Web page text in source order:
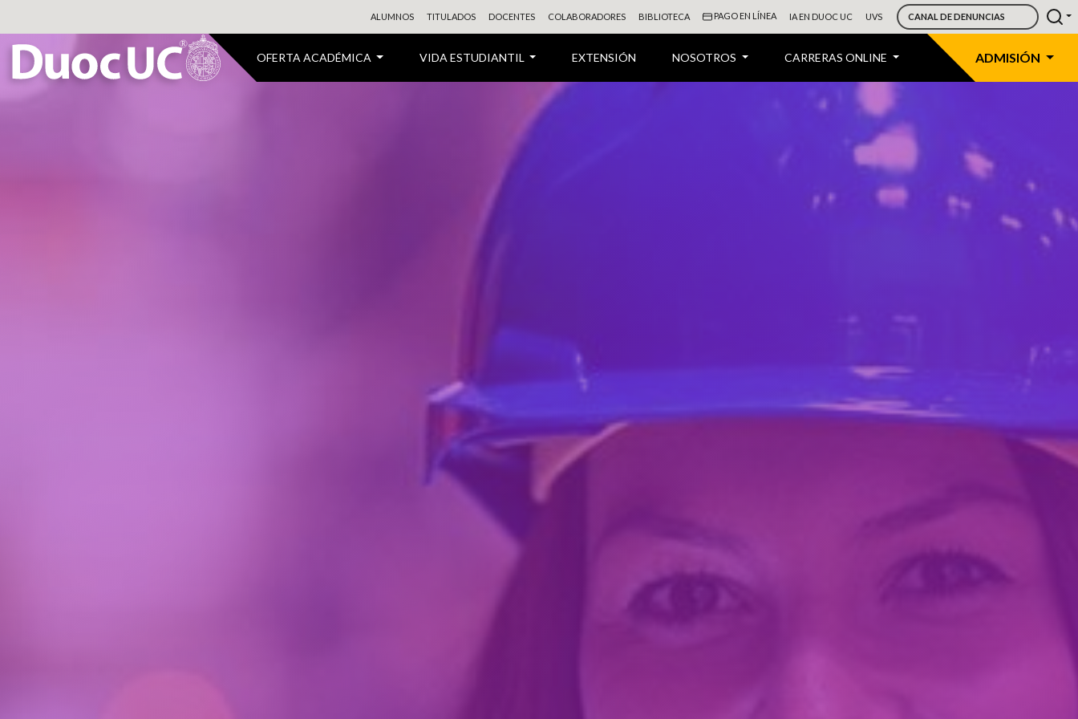
OFERTA ACADÉMICA VIDA ESTUDIANTIL EXTENSIÓN NOSOTROS CARRERAS ONLINE ADMISIÓN
ALUMNOS TITULADOS DOCENTES COLABORADORES BIBLIOTECA PAGO EN LÍNEA IA EN DUOC UC UVS CANAL DE DENUNCIAS